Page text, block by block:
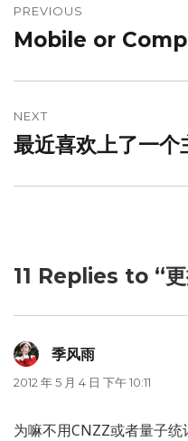
章
导
航
PREVIOUS
Previous
Mobile or
NEXT
Next
最近喜欢上了一个
11 Replies to “更
季风雨
道：
2012 年 5 月 4 日 下午 10:11
为嘛不用CNZZ或者量子统